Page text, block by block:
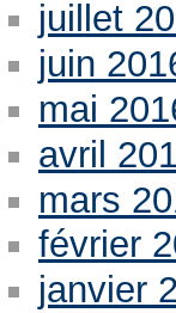
juillet
juin
mai
avril
mars
février
janvier